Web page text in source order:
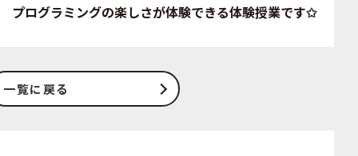
プログラミングの楽しさが体験できる体験授業です✩
一覧に戻る